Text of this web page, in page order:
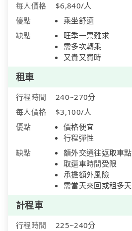
每人價格
$6,840/人
優點
乘坐舒適
缺點
旺季一票難求
需多次轉乘
又貴又費時
租車
行程時間
240~270分
每人價格
$3,100/人
優點
價格便宜
行程彈性
缺點
額外交通往返取車點
取還車時間受限
承擔額外風險
需當天來回或租多天
計程車
行程時間
225~240分